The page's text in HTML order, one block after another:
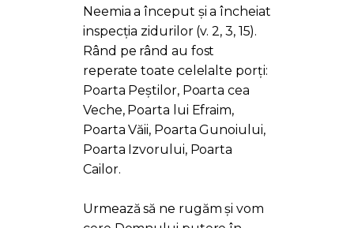
Neemia a început și a încheiat
inspecția zidurilor (v. 2, 3, 15).
Rând pe rând au fost
reperate toate celelalte porți:
Poarta Peștilor, Poarta cea
Veche, Poarta lui Efraim,
Poarta Văii, Poarta Gunoiului,
Poarta Izvorului, Poarta
Cailor.
Urmează să ne rugăm și vom